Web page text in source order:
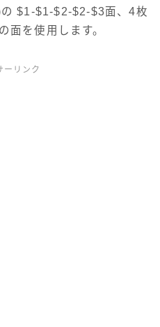
$1-$1-$2-$2-$3面、4枚
面を使用します。
ーリンク